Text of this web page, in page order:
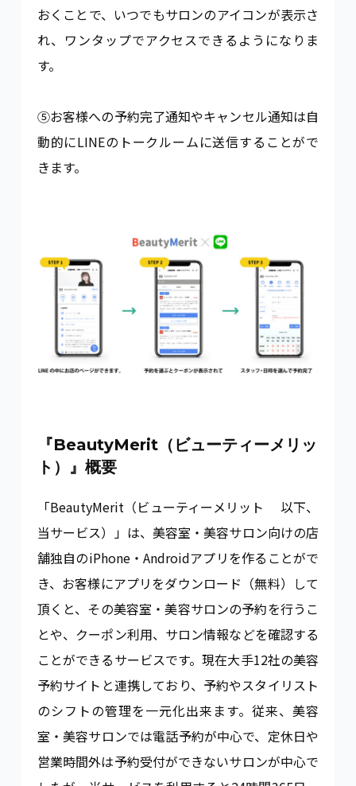
おくことで、いつでもサロンのアイコンが表示さ
れ、ワンタップでアクセスできるようになりま
す。
⑤お客様への予約完了通知やキャンセル通知は自
動的にLINEのトークルームに送信することがで
きます。
『BeautyMerit（ビューティーメリッ
ト）』概要
「BeautyMerit（ビューティーメリット 以下、
当サービス）」は、美容室・美容サロン向けの店
舗独自のiPhone・Androidアプリを作ることがで
き、お客様にアプリをダウンロード（無料）して
頂くと、その美容室・美容サロンの予約を行うこ
とや、クーポン利用、サロン情報などを確認する
ことができるサービスです。現在大手12社の美容
予約サイトと連携しており、予約やスタイリスト
のシフトの管理を一元化出来ます。従来、美容
室・美容サロンでは電話予約が中心で、定休日や
営業時間外は予約受付ができないサロンが中心で